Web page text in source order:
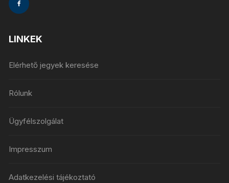
LINKEK
Elérhető jegyek keresése
Rólunk
Ügyfélszolgálat
Impresszum
Adatkezelési tájékoztató